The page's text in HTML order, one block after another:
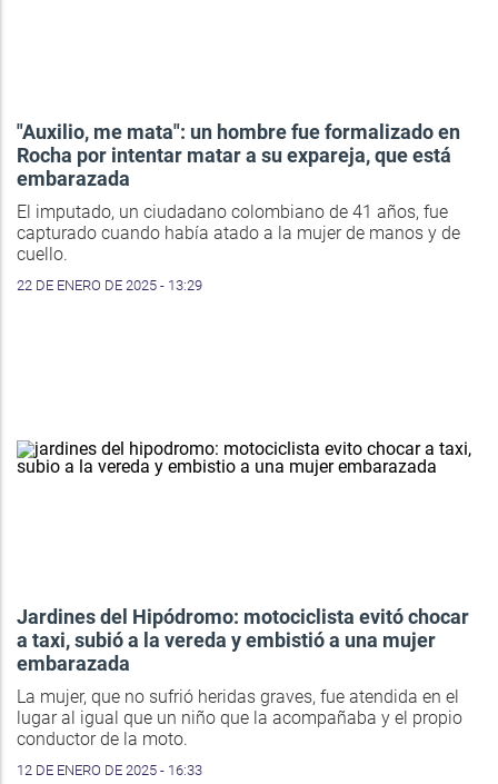
"Auxilio, me mata": un hombre fue formalizado en
Rocha por intentar matar a su expareja, que está
embarazada
El imputado, un ciudadano colombiano de 41 años, fue
capturado cuando había atado a la mujer de manos y de
cuello.
22 DE ENERO DE 2025 - 13:29
Jardines del Hipódromo: motociclista evitó chocar
a taxi, subió a la vereda y embistió a una mujer
embarazada
La mujer, que no sufrió heridas graves, fue atendida en el
lugar al igual que un niño que la acompañaba y el propio
conductor de la moto.
12 DE ENERO DE 2025 - 16:33